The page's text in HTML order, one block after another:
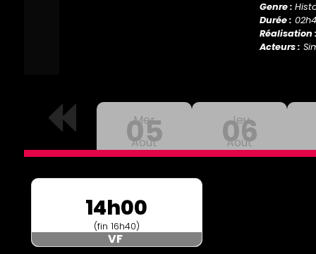
Genre :
Durée :
Réalisation :
Acteurs :
Mer
05
Aout
Jeu
06
Aout
14h00
(fin 16h40)
VF